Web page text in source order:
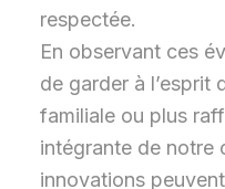
respectée.
En observant ces
de garder à l’esprit
familiale ou plus
intégrante de notre
innovations